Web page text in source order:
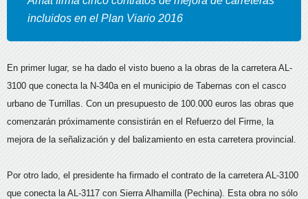
incluidos en el Plan Viario 2016
En primer lugar, se ha dado el visto bueno a la obras de la carretera AL-
3100 que conecta la N-340a en el municipio de Tabernas con el casco
urbano de Turrillas. Con un presupuesto de 100.000 euros las obras que
comenzarán próximamente consistirán en el Refuerzo del Firme, la
mejora de la señalización y del balizamiento en esta carretera provincial.
Por otro lado, el presidente ha firmado el contrato de la carretera AL-3100
que conecta la AL-3117 con Sierra Alhamilla (Pechina). Esta obra no sólo